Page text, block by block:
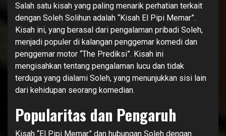
Salah satu kisah yang paling menarik perhatian terkait
dengan Soleh Solihun adalah “Kisah El Pipi Memar”.
Kisah ini, yang berasal dari pengalaman pribadi Soleh,
menjadi populer di kalangan penggemar komedi dan
penggemar motor “The Prediksi”. Kisah ini
mengisahkan tentang pengalaman lucu dan tidak
terduga yang dialami Soleh, yang menunjukkan sisi lain
dari kehidupan seorang komedian.
Popularitas dan Pengaruh
Kisah “El Pipi Memar” dan hubungan Soleh dengan